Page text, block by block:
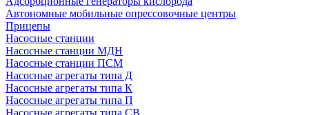
Автономные мобильные опрессовочные центры
Прицепы
Насосные станции
Насосные станции МДН
Насосные станции ПСМ
Насосные агрегаты типа Д
Насосные агрегаты типа К
Насосные агрегаты типа П
Насосные агрегаты типа СВ